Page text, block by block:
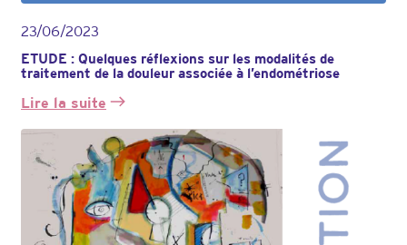
23/06/2023
ETUDE : Quelques réflexions sur les modalités de
traitement de la douleur associée à l’endométriose
Lire la suite
:
ETUDE
Quelques
réflexions
modalités